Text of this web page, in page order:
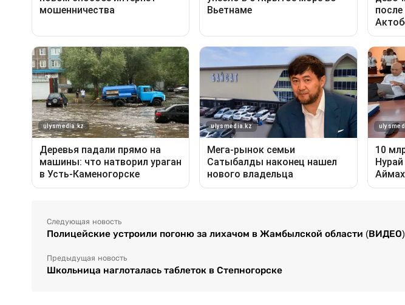
Следующая новость
Полицейские устроили погоню за лихачом в Жамбылской области (ВИДЕО)
Предыдущая новость
Школьница наглоталась таблеток в Степногорске